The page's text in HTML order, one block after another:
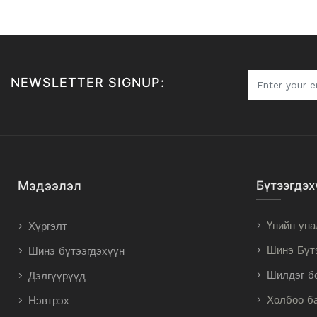
NEWSLETTER SIGNUP:
Мэдээлэл
Хүргэлт
Шинэ бүтээгдэхүүн
Дэлгүүрүүд
Нэвтрэх
Үнийн
Шинэ
Шилдэг
Холбоо